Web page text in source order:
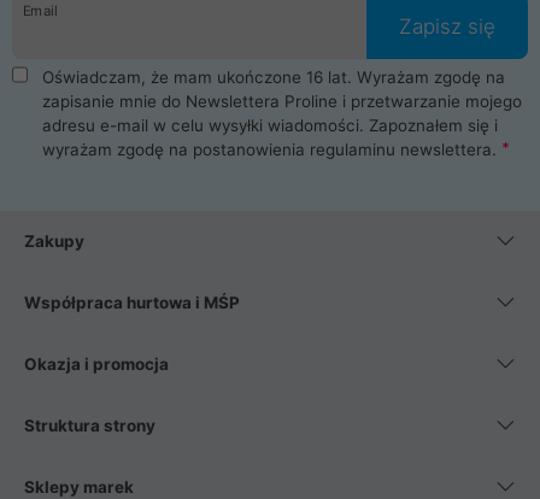
Email
Zapisz się
Oświadczam, że mam ukończone 16 lat. Wyrażam zgodę na
zapisanie mnie do Newslettera Proline i przetwarzanie mojego
adresu e-mail w celu wysyłki wiadomości. Zapoznałem się i
wyrażam zgodę na postanowienia regulaminu newslettera.
Zakupy
Współpraca hurtowa i MŚP
Okazja i promocja
Struktura strony
Sklepy marek